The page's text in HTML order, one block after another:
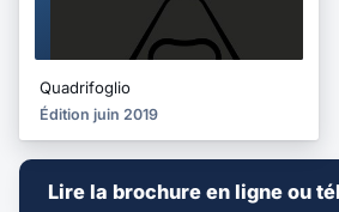
2019
Quadrifoglio
Édition juin 2019
Lire la brochure en ligne ou